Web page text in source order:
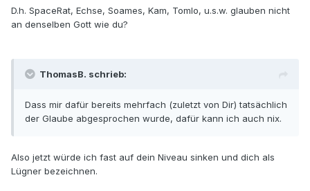
D.h. SpaceRat, Echse, Soames, Kam, Tomlo, u.s.w. glauben nicht
an denselben Gott wie du?
ThomasB. schrieb:
Dass mir dafür bereits mehrfach (zuletzt von Dir) tatsächlich
der Glaube abgesprochen wurde, dafür kann ich auch nix.
Also jetzt würde ich fast auf dein Niveau sinken und dich als
Lügner bezeichnen.